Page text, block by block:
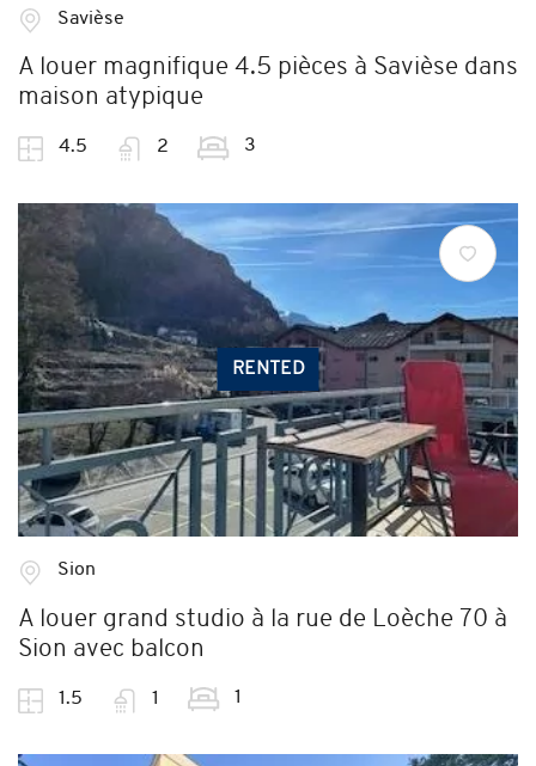
Savièse
A louer magnifique 4.5 pièces à Savièse dans
maison atypique
4.5 2 3
RENTED
Sion
A louer grand studio à la rue de Loèche 70 à
Sion avec balcon
1.5 1 1